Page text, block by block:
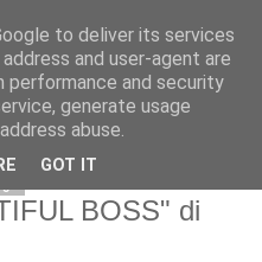
BOSS" di
to deliver its services
and user-agent are
performance and security
generate usage
abuse.
GOT IT